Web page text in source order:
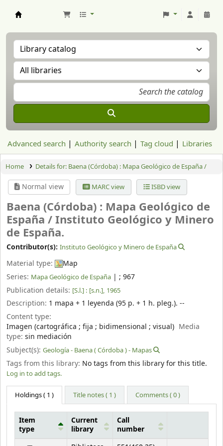
Advanced search Authority search Tag cloud Libraries
Home Details for: Baena (Córdoba) : Mapa Geológico de España /
Normal view MARC view ISBD view
Baena (Córdoba) : Mapa Geológico de
España /Instituto Geológico y Minero
de España.
Contributor(s): Instituto Geológico y Minero de España
Material type:
Map
Series: Mapa Geológico de España | ; 967
Publication details: [S.l.] : [s.n.], 1965
Description: 1 mapa + 1 leyenda (95 p. + 1 h. pleg.). --
Content type:
Imagen (cartográfica ; fija ; bidimensional ; visual) Media
type: sin mediación
Subject(s): Geología - Baena ( Córdoba ) - Mapas
Tags from this library: No tags from this library for this title.
Log in to add tags.
Holdings( 1 ) Title notes ( 1 ) Comments ( 0 )
Holdings
Item
type
Current
library
Call
number